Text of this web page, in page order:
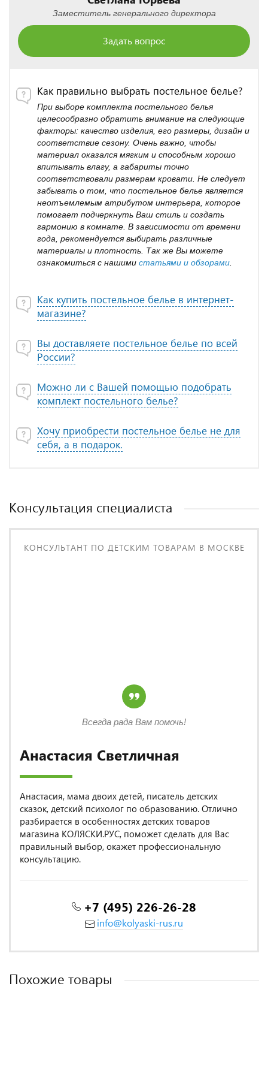
Заместитель генерального директора
Задать вопрос
Как правильно выбрать постельное белье?
При выборе комплекта постельного белья
целесообразно обратить внимание на следующие
факторы: качество изделия, его размеры, дизайн и
соответствие сезону. Очень важно, чтобы
материал оказался мягким и способным хорошо
впитывать влагу, а габариты точно
соответствовали размерам кровати. Не следует
забывать о том, что постельное белье является
неотъемлемым атрибутом интерьера, которое
помогает подчеркнуть Ваш стиль и создать
гармонию в комнате. В зависимости от времени
года, рекомендуется выбирать различные
материалы и плотность. Так же Вы можете
ознакомиться с нашими статьями и обзорами
Как купить постельное белье в интернет-
магазине?
Вы доставляете постельное белье по всей
России?
Можно ли с Вашей помощью подобрать
комплект постельного белье?
Хочу приобрести постельное белье не для
себя, а в подарок.
Консультация специалиста
КОНСУЛЬТАНТ ПО ДЕТСКИМ ТОВАРАМ В МОСКВЕ
Анастасия Светличная
Анастасия, мама двоих детей, писатель детских
сказок, детский психолог по образованию. Отлично
разбирается в особенностях детских товаров
магазина КОЛЯСКИ.РУС, поможет сделать для Вас
правильный выбор, окажет профессиональную
консультацию.
+7 (495) 226-26-28
info@kolyaski-rus.ru
Всегда рада Вам помочь!
Похожие товары